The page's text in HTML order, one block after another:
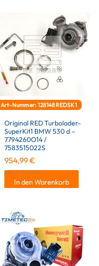
Art-Nummer: 128148REDSK1
Original RED Turbolader-
SuperKit1 BMW 530 d –
7794260O14 /
7583515022S
954,99€
inkl. 19 % MwSt.
In den Warenkorb